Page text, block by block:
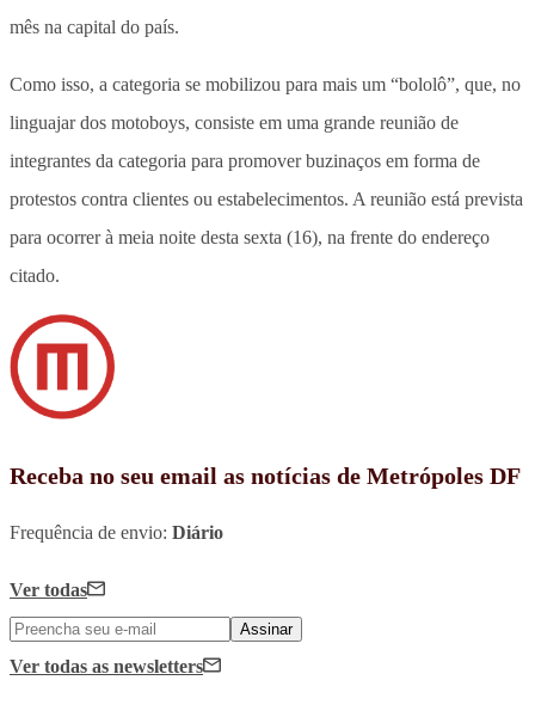
mês na capital do país.
Como isso, a categoria se mobilizou para mais um “bololô”, que, no
linguajar dos motoboys, consiste em uma grande reunião de
integrantes da categoria para promover buzinaços em forma de
protestos contra clientes ou estabelecimentos. A reunião está prevista
para ocorrer à meia noite desta sexta (16), na frente do endereço
citado.
Receba no seu email as notícias de Metrópoles DF
Frequência de envio: Diário
Ver todas
Assinar
Ver todas as newsletters